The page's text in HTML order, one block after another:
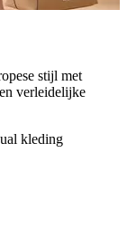
stijl met
verleidelijke
kleding